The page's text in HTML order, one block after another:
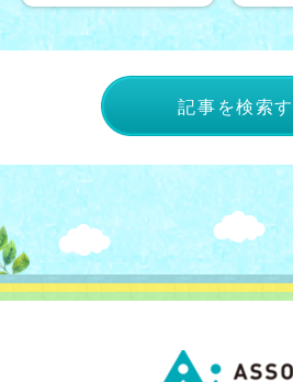
記事を検索